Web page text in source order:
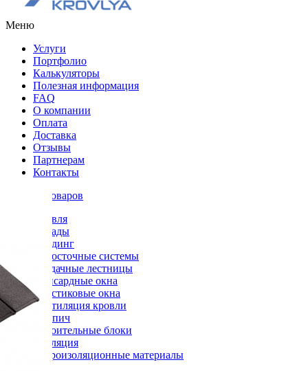
Меню
Услуги
Портфолио
Калькуляторы
Полезная информация
FAQ
О компании
Оплата
Доставка
Отзывы
Партнерам
Контакты
Каталог товаров
Кровля
Фасады
Сайдинг
Водосточные системы
Чердачные лестницы
Мансардные окна
Пластиковые окна
Вентиляция кровли
Кирпич
Строительные блоки
Изоляция
Гидроизоляционные материалы